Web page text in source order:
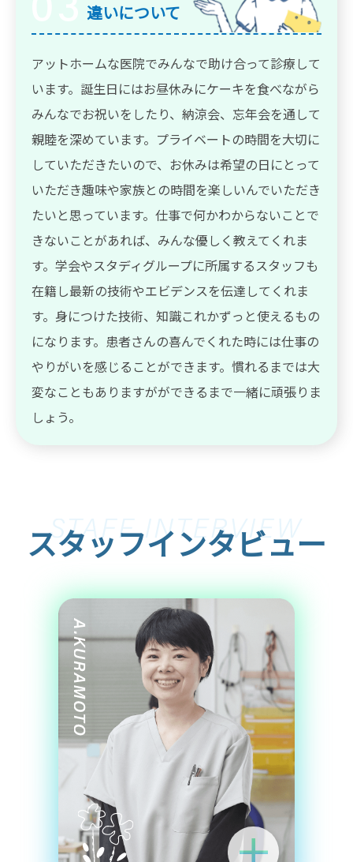
違いについて
アットホームな医院でみんなで助け合って診療して
います。誕生日にはお昼休みにケーキを食べながら
みんなでお祝いをしたり、納涼会、忘年会を通して
親睦を深めています。プライベートの時間を大切に
していただきたいので、お休みは希望の日にとって
いただき趣味や家族との時間を楽しいんでいただき
たいと思っています。仕事で何かわからないことで
きないことがあれば、みんな優しく教えてくれま
す。学会やスタディグループに所属するスタッフも
在籍し最新の技術やエビデンスを伝達してくれま
す。身につけた技術、知識これかずっと使えるもの
になります。患者さんの喜んでくれた時には仕事の
やりがいを感じることができます。慣れるまでは大
変なこともありますがができるまで一緒に頑張りま
しょう。
スタッフインタビュー